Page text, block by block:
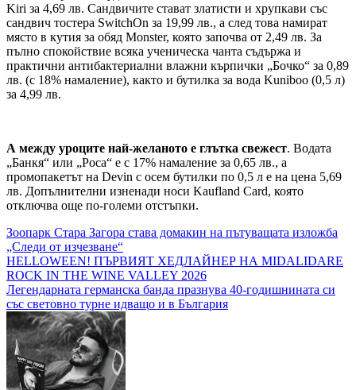
Kiri за 4,69 лв. Сандвичите стават златисти и хрупкави със
сандвич тостера SwitchOn за 19,99 лв., а след това намират
място в кутия за обяд Monster, която започва от 2,49 лв. За
пълно спокойствие всяка ученическа чанта съдържа и
практични антибактериални влажни кърпички „Бочко“ за 0,89
лв. (с 18% намаление), както и бутилка за вода Kuniboo (0,5 л)
за 4,99 лв.
А между уроците най-желаното е глътка свежест. Водата
„Банкя“ или „Роса“ е с 17% намаление за 0,65 лв., а
промопакетът на Devin с осем бутилки по 0,5 л е на цена 5,69
лв. Допълнителни изненади носи Kaufland Card, която
отключва още по-големи отстъпки.
Навигация
Зоопарк Стара Загора става домакин на пътуващата изложба
„Следи от изчезване“
HELLOWEEN! ПЪРВИЯТ ХЕДЛАЙНЕР НА MIDALIDARE
ROCK IN THE WINE VALLEY 2026
Легендарната германска банда празнува 40-годишнината си
със световно турне идващо и в България